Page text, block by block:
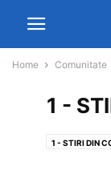
Home Comunitate
1 -
1 - STIRI DIN